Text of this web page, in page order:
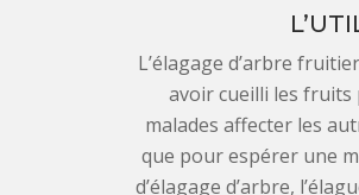
L’élagage d’arbre
avoir cueilli les fruits
malades affecter les
que pour espérer une
d’élagage d’arbre,